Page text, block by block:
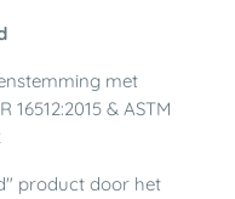
met
& ASTM
product door het